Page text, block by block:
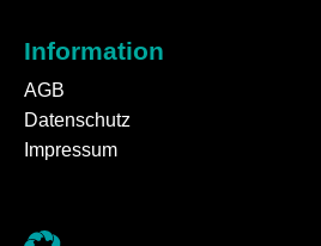
Information
AGB
Datenschutz
Impressum